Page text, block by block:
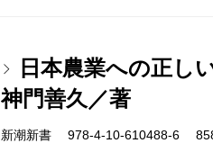
日本農業への正し
神門善久／著
新潮新書 978-4-10-610488-6